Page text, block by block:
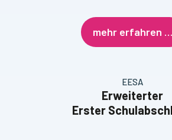
mehr erfahren …
EESA
Erweiterter
Erster